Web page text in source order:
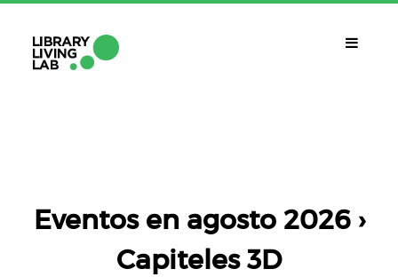
Líneas De Trabajo
QUÉ NECESITAS?
Eventos en agosto 2026›
Capiteles 3D